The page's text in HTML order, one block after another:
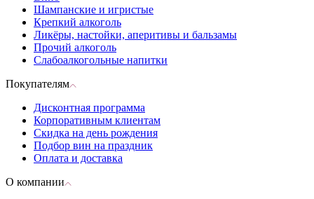
Шампанские и игристые
Крепкий алкоголь
Ликёры, настойки, аперитивы и бальзамы
Прочий алкоголь
Слабоалкогольные напитки
Покупателям
Дисконтная программа
Корпоративным клиентам
Скидка на день рождения
Подбор вин на праздник
Оплата и доставка
О компании